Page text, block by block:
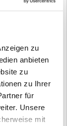
zu
anbieten
zu
zu Ihrer
für
Unsere
mit
schwarz
einen
nicht